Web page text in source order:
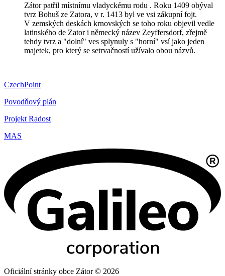
Zátor patřil místnímu vladyckému rodu . Roku 1409 obýval
tvrz Bohuš ze Zatora, v r. 1413 byl ve vsi zákupní fojt.
V zemských deskách krnovských se toho roku objevil vedle
latinského de Zator i německý název Zeyffersdorf, zřejmě
tehdy tvrz a "dolní" ves splynuly s "horní" vsí jako jeden
majetek, pro který se setrvačností užívalo obou názvů.
CzechPoint
Povodňový plán
Projekt Radost
MAS
Oficiální stránky obce Zátor © 2026